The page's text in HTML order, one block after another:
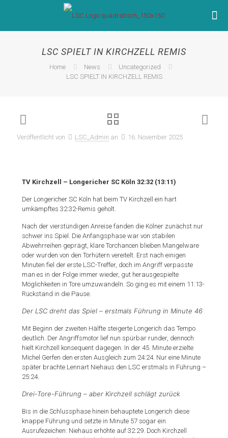
LSC SPIELT IN KIRCHZELL REMIS
Home News
Uncategorized
LSC SPIELT IN KIRCHZELL REMIS
Veröffentlicht von LSC_Admin an 16. November 2025
TV Kirchzell – Longericher SC Köln 32:32 (13:11)
Der Longericher SC Köln hat beim TV Kirchzell ein hart
umkämpftes 32:32-Remis geholt.
Nach der vierstündigen Anreise fanden die Kölner zunächst nur
schwer ins Spiel. Die Anfangsphase war von stabilen
Abwehrreihen geprägt, klare Torchancen blieben Mangelware
oder wurden von den Torhütern vereitelt. Erst nach einigen
Minuten fiel der erste LSC-Treffer, doch im Angriff verpasste
man es in der Folge immer wieder, gut herausgespielte
Möglichkeiten in Tore umzuwandeln. So ging es mit einem 11:13-
Rückstand in die Pause.
Der LSC dreht das Spiel – erstmals Führung in Minute 46
Mit Beginn der zweiten Hälfte steigerte Longerich das Tempo
deutlich. Der Angriffsmotor lief nun spürbar runder, dennoch
hielt Kirchzell konsequent dagegen. In der 45. Minute erzielte
Michel Gerfen den ersten Ausgleich zum 24:24. Nur eine Minute
später brachte Lennart Niehaus den LSC erstmals in Führung –
25:24.
Drei-Tore-Führung – aber Kirchzell schlägt zurück
Bis in die Schlussphase hinein behauptete Longerich diese
knappe Führung und setzte in Minute 57 sogar ein
Ausrufezeichen: Niehaus erhöhte auf 32:29. Doch Kirchzell